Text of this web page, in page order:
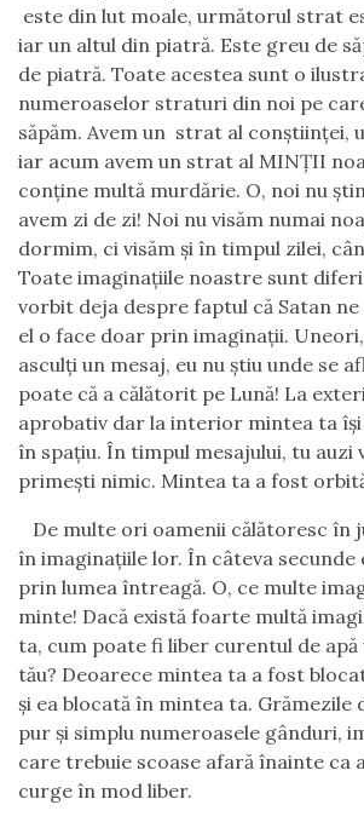
este din lut moale, următorul strat
iar un altul din piatră. Este greu de
de piatră. Toate acestea sunt o
numeroaselor straturi din noi pe
săpăm. Avem un strat al conştiinţei,
iar acum avem un strat al MINŢII
conţine multă murdărie. O, noi nu
avem zi de zi! Noi nu visăm numai
dormim, ci visăm şi în timpul zilei,
Toate imaginaţiile noastre sunt
vorbit deja despre faptul că Satan
el o face doar prin imaginaţii.
asculţi un mesaj, eu nu ştiu unde se
poate că a călătorit pe Lună! La
aprobativ dar la interior mintea ta îşi
în spaţiu. În timpul mesajului, tu auzi
primeşti nimic. Mintea ta a fost
De multe ori oamenii călătoresc în
în imaginaţiile lor. În câteva
prin lumea întreagă. O, ce multe
minte! Dacă există foarte multă
ta, cum poate fi liber curentul de
tău? Deoarece mintea ta a fost
şi ea blocată în mintea ta. Grămezile
pur şi simplu numeroasele gânduri,
care trebuie scoase afară înainte ca
curge în mod liber.